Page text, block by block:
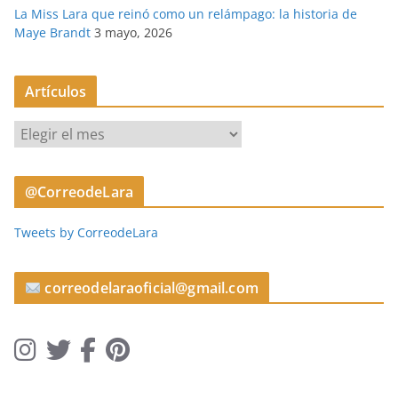
La Miss Lara que reinó como un relámpago: la historia de
Maye Brandt 3 mayo, 2026
Artículos
t
u
s
@CorreodeLara
Tweets by CorreodeLara
correodelaraoficial@gmail.com